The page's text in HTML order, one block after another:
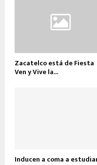
Zacatelco está de Fiesta
Ven y Vive la...
Inducen a coma a